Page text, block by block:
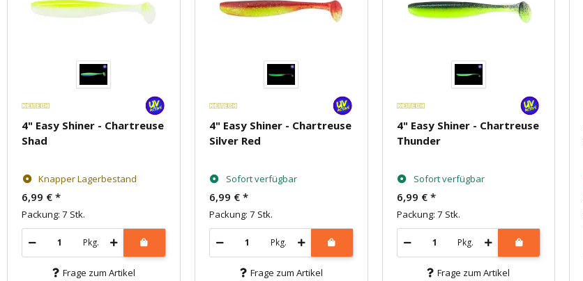
4" Easy Shiner - Chartreuse
Shad
Knapper Lagerbestand
6,99 € *
Packung: 7 Stk.
Pkg.
Frage zum Artikel
4" Easy Shiner - Chartreuse
Silver Red
Sofort verfügbar
6,99 € *
Packung: 7 Stk.
Pkg.
Frage zum Artikel
4" Easy Shiner - Chartreuse
Thunder
Sofort verfügbar
6,99 € *
Packung: 7 Stk.
Pkg.
Frage zum Artikel